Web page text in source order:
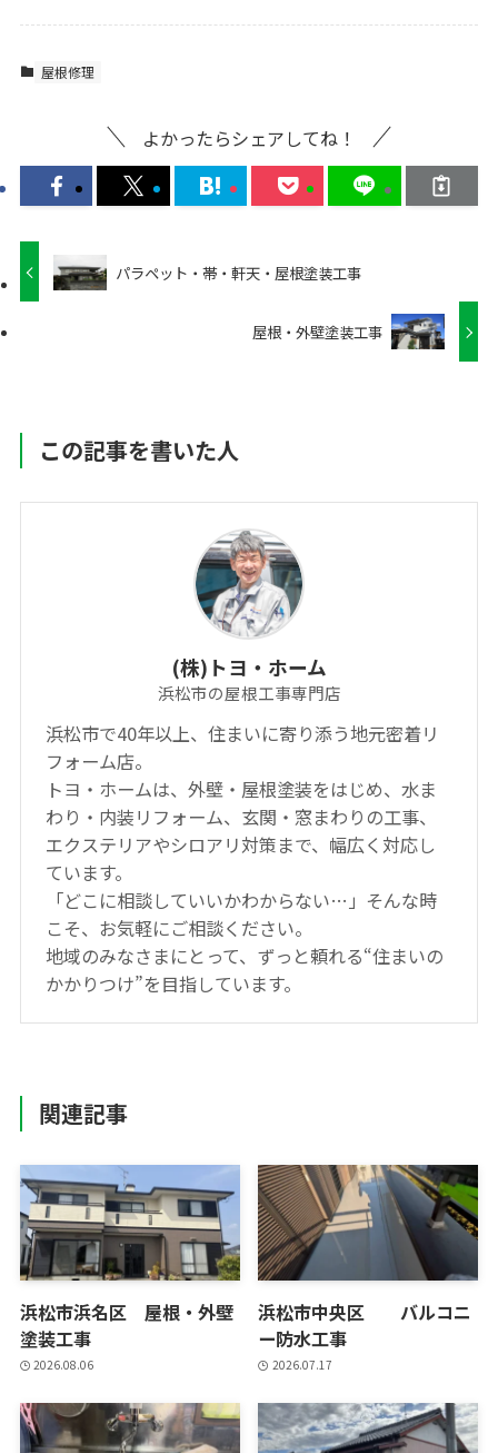
屋根修理
よかったらシェアしてね！
パラペット・帯・軒天・屋根塗装工事
屋根・外壁塗装工事
この記事を書いた人
(株)トヨ・ホーム
浜松市の屋根工事専門店
浜松市で40年以上、住まいに寄り添う地元密着リ
フォーム店。
トヨ・ホームは、外壁・屋根塗装をはじめ、水ま
わり・内装リフォーム、玄関・窓まわりの工事、
エクステリアやシロアリ対策まで、幅広く対応し
ています。
「どこに相談していいかわからない…」そんな時
こそ、お気軽にご相談ください。
地域のみなさまにとって、ずっと頼れる“住まいの
かかりつけ”を目指しています。
関連記事
浜松市浜名区 屋根・外壁
塗装工事
2026.08.06
浜松市中央区 バルコニ
ー防水工事
2026.07.17